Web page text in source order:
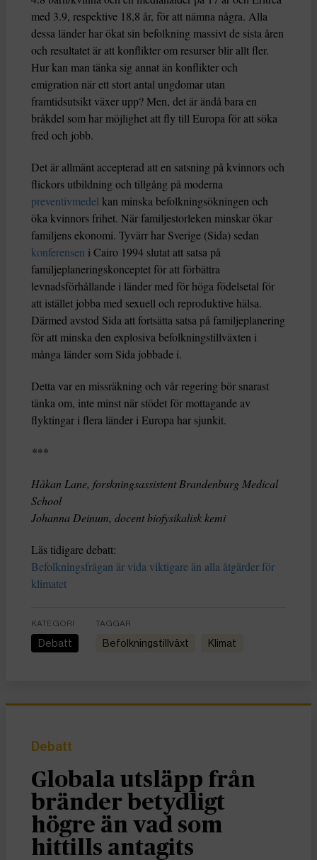
med 3.9, respektive 18,8 år, för att nämna några. Alla
dessa länder har ökat sin befolkning massivt de sista åren
och resultatet är att konflikter om resurser blir allt fler.
Hur kan man tänka sig annat än konflikter och
emigration när ett stort antal ungdomar utan
framtidsutsikt växer upp? Men, det är ändå bara en
bråkdel som har möjlighet att fly till Europa för att söka
fred och jobb.
Det är allmänt accepterad att en satsning på kvinnors och
flickors utbildning och tillgång på moderna
preventivmedel kan minska befolkningsökningen och
öka kvinnors frihet. När familjestorleken minskar ökar
familjens ekonomi. Tyvärr har Sverige (Sida) sedan
konferensen i Cairo 1994 slutat att satsa på
familjeplaneringskonceptet för att förbättra
levnadsförhållande i länder med för höga födelsetal för
att istället jobba med sexuell och reproduktive hälsa.
Därmed avstod Sida att fortsätta satsa på familjeplanering
för att minska den explosiva befolkningstillväxten i
många länder som Sida jobbade i.
Detta var en missräkning och vår regering bör snarast
tänka om, inte minst när stödet för mottagande av
flyktingar i flera länder i Europa har sjunkit.
***
Håkan Lane, forskningsassistent Brandenburg Medical
School
Johanna Deinum, docent biofysikalisk kemi
Läs tidigare debatt:
Befolkningsfrågan är vida viktigare än alla åtgärder för
klimatet
KATEGORI
Debatt
TAGGAR
befolkningstillväxt Klimat
Debatt
Globala utsläpp från
bränder betydligt
högre än vad som
hittills antagits